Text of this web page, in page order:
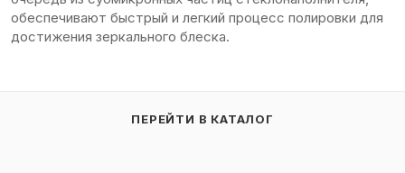
обеспечивают быстрый и легкий процесс полировки для
достижения зеркального блеска.
ПЕРЕЙТИ В КАТАЛОГ